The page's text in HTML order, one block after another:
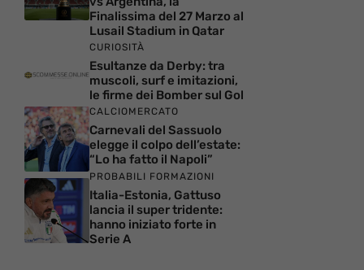
Finalissima del 27 Marzo al
Lusail Stadium in Qatar
CURIOSITÀ
Esultanze da Derby: tra
muscoli, surf e imitazioni,
le firme dei Bomber sul Gol
CALCIOMERCATO
Carnevali del Sassuolo
elegge il colpo dell’estate:
“Lo ha fatto il Napoli”
PROBABILI FORMAZIONI
Italia-Estonia, Gattuso
lancia il super tridente:
hanno iniziato forte in
Serie A